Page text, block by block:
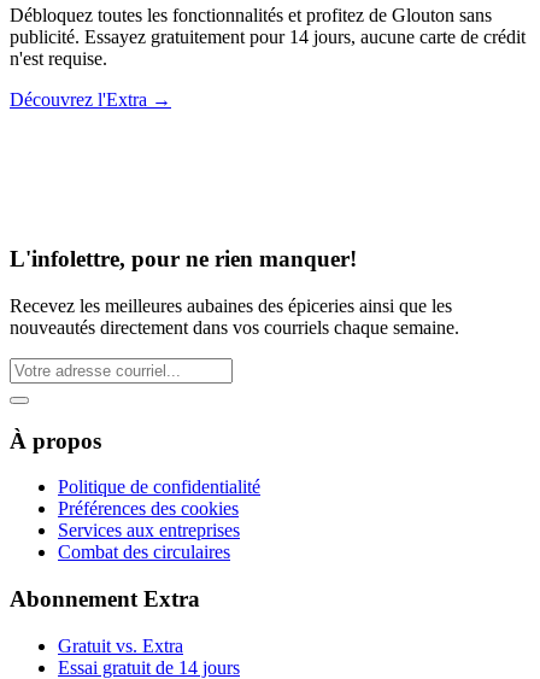
Débloquez toutes les fonctionnalités et profitez de Glouton sans
publicité. Essayez gratuitement pour 14 jours, aucune carte de crédit
n'est requise.
Découvrez l'Extra →
L'infolettre, pour ne rien manquer!
Recevez les meilleures aubaines des épiceries ainsi que les
nouveautés directement dans vos courriels chaque semaine.
À propos
Politique de confidentialité
Préférences des cookies
Services aux entreprises
Combat des circulaires
Abonnement Extra
Gratuit vs. Extra
Essai gratuit de 14 jours